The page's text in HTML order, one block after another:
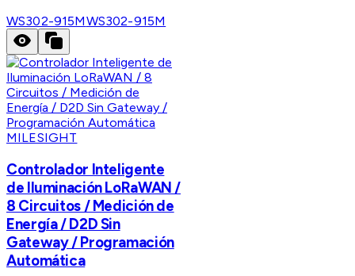
WS302-915MWS302-915M
MILESIGHT
Controlador Inteligente
de Iluminación LoRaWAN /
8 Circuitos / Medición de
Energía / D2D Sin
Gateway / Programación
Automática